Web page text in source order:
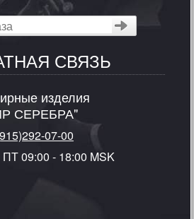
СВЯЗЬ
изделия
СЕРЕБРА"
07-00
09:00 - 18:00 MSK